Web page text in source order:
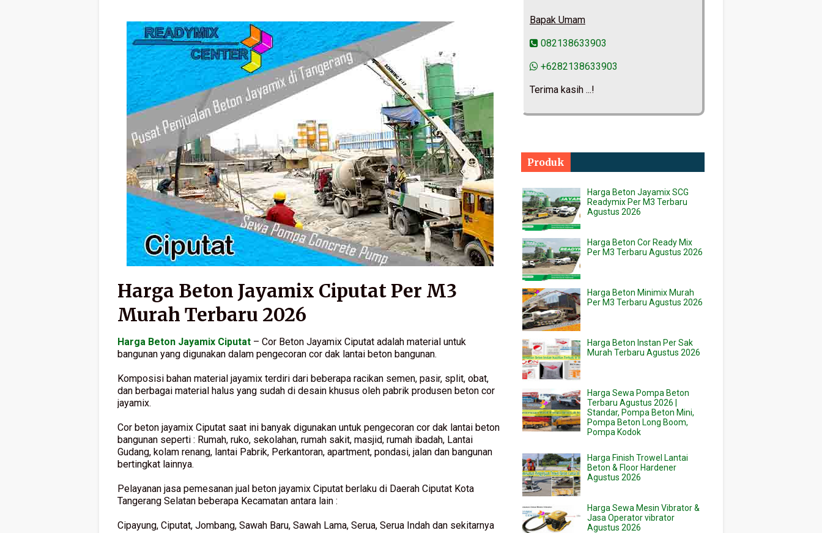
Harga Beton Jayamix Ciputat Per M3
Murah Terbaru 2026
Harga Beton Jayamix Ciputat – Cor Beton Jayamix Ciputat adalah material untuk
bangunan yang digunakan dalam pengecoran cor dak lantai beton bangunan.
Komposisi bahan material jayamix terdiri dari beberapa racikan semen, pasir, split, obat,
dan berbagai material halus yang sudah di desain khusus oleh pabrik produsen beton cor
jayamix.
Cor beton jayamix Ciputat saat ini banyak digunakan untuk pengecoran cor dak lantai beton
bangunan seperti : Rumah, ruko, sekolahan, rumah sakit, masjid, rumah ibadah, Lantai
Gudang, kolam renang, lantai Pabrik, Perkantoran, apartment, pondasi, jalan dan bangunan
bertingkat lainnya.
Pelayanan jasa pemesanan jual beton jayamix Ciputat berlaku di Daerah Ciputat Kota
Tangerang Selatan beberapa Kecamatan antara lain :
Cipayung, Ciputat, Jombang, Sawah Baru, Sawah Lama, Serua, Serua Indah dan sekitarnya
Bapak Umam
082138633903
+6282138633903
Terima kasih ...!
Produk
Harga Beton Jayamix SCG
Readymix Per M3 Terbaru
Agustus 2026
Harga Beton Cor Ready Mix
Per M3 Terbaru Agustus 2026
Harga Beton Minimix Murah
Per M3 Terbaru Agustus 2026
Harga Beton Instan Per Sak
Murah Terbaru Agustus 2026
Harga Sewa Pompa Beton
Terbaru Agustus 2026 |
Standar, Pompa Beton Mini,
Pompa Beton Long Boom,
Pompa Kodok
Harga Finish Trowel Lantai
Beton & Floor Hardener
Agustus 2026
Harga Sewa Mesin Vibrator &
Jasa Operator vibrator
Agustus 2026